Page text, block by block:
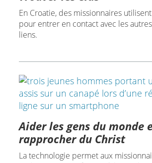
En Croatie, des missionnaires
pour entrer en contact avec les
liens.
Aider les gens du monde
rapprocher du Christ
La technologie permet aux